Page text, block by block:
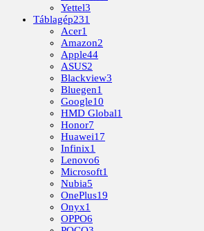
Yettel3
Táblagép231
Acer1
Amazon2
Apple44
ASUS2
Blackview3
Bluegen1
Google10
HMD Global1
Honor7
Huawei17
Infinix1
Lenovo6
Microsoft1
Nubia5
OnePlus19
Onyx1
OPPO6